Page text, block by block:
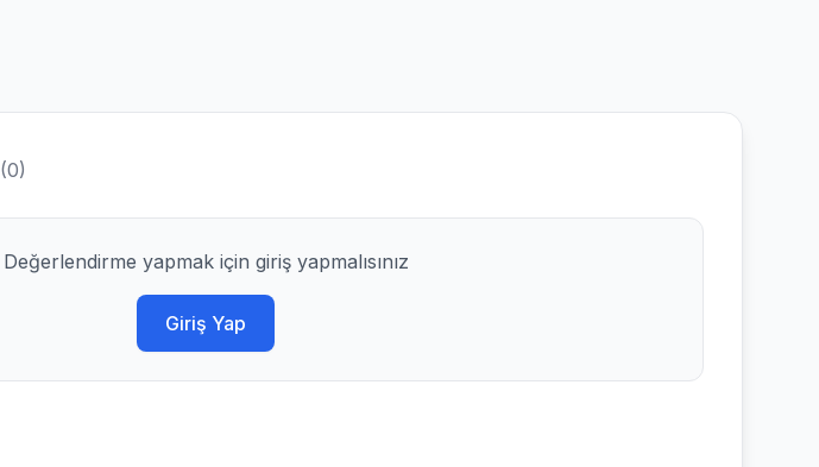
(0)
Değerlendirme yapmak için giriş yapmalısınız
Giriş Yap